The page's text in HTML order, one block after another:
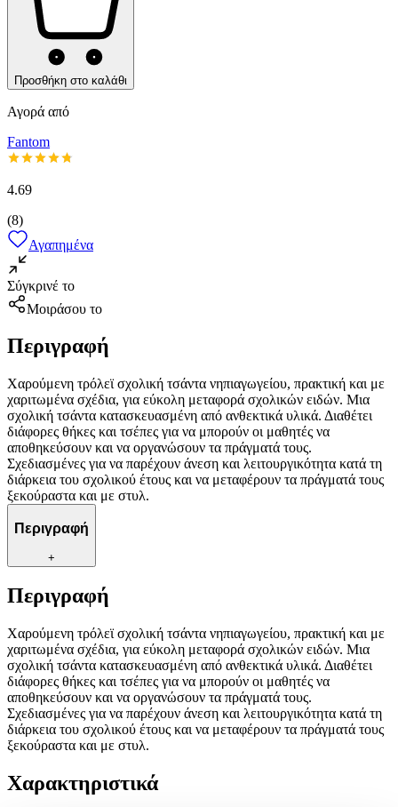
Προσθήκη στο καλάθι
Αγορά από
Fantom
4.69
(8)
Αγαπημένα
Σύγκρινέ το
Μοιράσου το
Περιγραφή
Χαρούμενη τρόλεϊ σχολική τσάντα νηπιαγωγείου, πρακτική και με
χαριτωμένα σχέδια, για εύκολη μεταφορά σχολικών ειδών. Μια
σχολική τσάντα κατασκευασμένη από ανθεκτικά υλικά. Διαθέτει
διάφορες θήκες και τσέπες για να μπορούν οι μαθητές να
αποθηκεύσουν και να οργανώσουν τα πράγματά τους.
Σχεδιασμένες για να παρέχουν άνεση και λειτουργικότητα κατά τη
διάρκεια του σχολικού έτους και να μεταφέρουν τα πράγματά τους
ξεκούραστα και με στυλ.
Περιγραφή
+
Περιγραφή
Χαρούμενη τρόλεϊ σχολική τσάντα νηπιαγωγείου, πρακτική και με
χαριτωμένα σχέδια, για εύκολη μεταφορά σχολικών ειδών. Μια
σχολική τσάντα κατασκευασμένη από ανθεκτικά υλικά. Διαθέτει
διάφορες θήκες και τσέπες για να μπορούν οι μαθητές να
αποθηκεύσουν και να οργανώσουν τα πράγματά τους.
Σχεδιασμένες για να παρέχουν άνεση και λειτουργικότητα κατά τη
διάρκεια του σχολικού έτους και να μεταφέρουν τα πράγματά τους
ξεκούραστα και με στυλ.
Χαρακτηριστικά